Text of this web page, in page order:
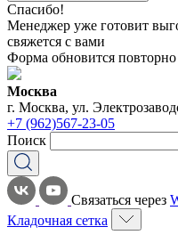
Спасибо!
Менеджер уже готовит
свяжется с вами
Форма обновится повторно
Москва
г. Москва, ул.
+7 (962)567-23-05
Поиск
Связаться через
Кладочная сетка